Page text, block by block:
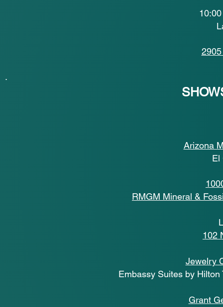
.
Arizona
El
RMGM Mineral &
102
Jewelry
Embassy Suites by
Grant